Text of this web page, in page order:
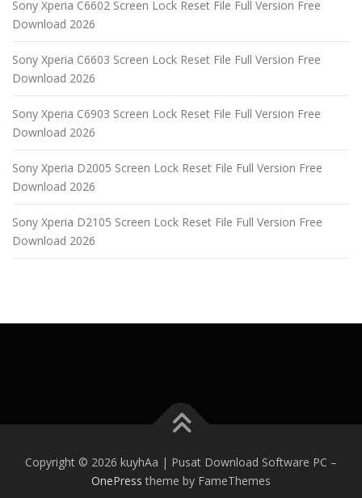
Sony Xperia C6602 Screen Lock Reset File Full Version Free
Download 2026
Sony Xperia C6603 Screen Lock Reset File Full Version Free
Download 2026
Sony Xperia C6903 Screen Lock Reset File Full Version Free
Download 2026
Sony Xperia D2005 Screen Lock Reset File Full Version Free
Download 2026
Sony Xperia D2105 Screen Lock Reset File Full Version Free
Download 2026
Copyright © 2026 kuyhAa | Pusat Download Software PC –
OnePress theme by FameThemes